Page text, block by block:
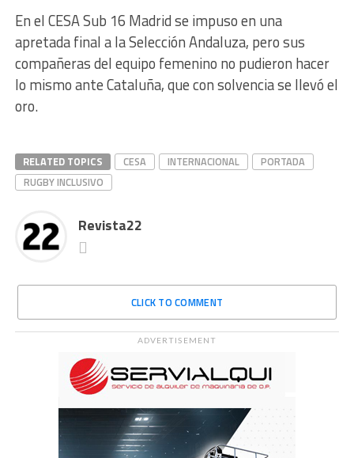
En el CESA Sub 16 Madrid se impuso en una
apretada final a la Selección Andaluza, pero sus
compañeras del equipo femenino no pudieron hacer
lo mismo ante Cataluña, que con solvencia se llevó el
oro.
RELATED TOPICS CESA INTERNACIONAL
PORTADA
RUGBY INCLUSIVO
Revista22
CLICK TO COMMENT
ADVERTISEMENT